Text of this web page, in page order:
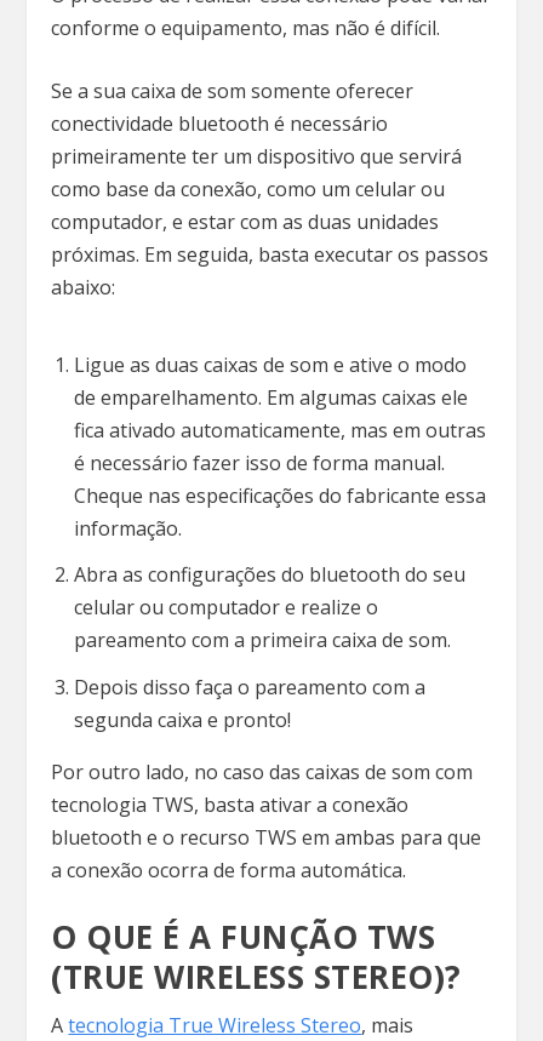
conforme o equipamento, mas não é difícil.
Se a sua caixa de som somente oferecer
conectividade bluetooth é necessário
primeiramente ter um dispositivo que servirá
como base da conexão, como um celular ou
computador, e estar com as duas unidades
próximas. Em seguida, basta executar os passos
abaixo:
Ligue as duas caixas de som e ative o modo
de emparelhamento. Em algumas caixas ele
fica ativado automaticamente, mas em outras
é necessário fazer isso de forma manual.
Cheque nas especificações do fabricante essa
informação.
Abra as configurações do bluetooth do seu
celular ou computador e realize o
pareamento com a primeira caixa de som.
Depois disso faça o pareamento com a
segunda caixa e pronto!
Por outro lado, no caso das caixas de som com
tecnologia TWS, basta ativar a conexão
bluetooth e o recurso TWS em ambas para que
a conexão ocorra de forma automática.
O QUE É A FUNÇÃO TWS
(TRUE WIRELESS STEREO)?
Atecnologia True Wireless Stereo, mais